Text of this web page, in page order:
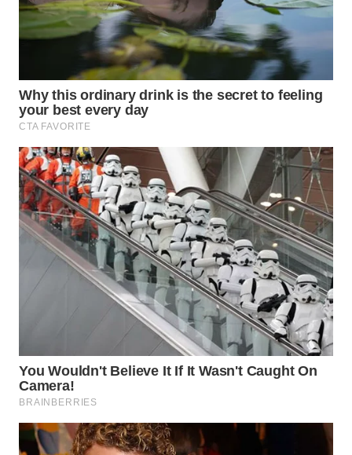
WN
WN
NATUNA
WN
BINTAN
WN
MANDALIKA
WN
LIKUPANG
WN
BORNEO
Wahana
Media